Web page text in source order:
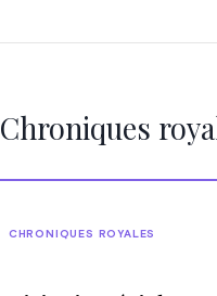
Chroniques
CHRONIQUES ROYALES